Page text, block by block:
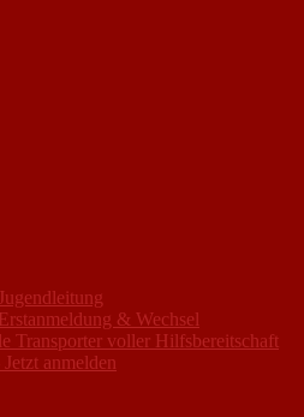
Jugendleitung
Erstanmeldung & Wechsel
Transporter voller Hilfsbereitschaft
anmelden